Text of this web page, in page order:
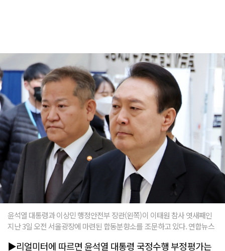
윤석열 대통령과 이상민 행정안전부 장관(왼쪽)이 이태원 참사 엿새째인
지난 3일 오전 서울광장에 마련된 합동분향소를 조문하고 있다. 연합뉴스
▶리얼미터에 따르면 윤석열 대통령 국정수행 부정평가는